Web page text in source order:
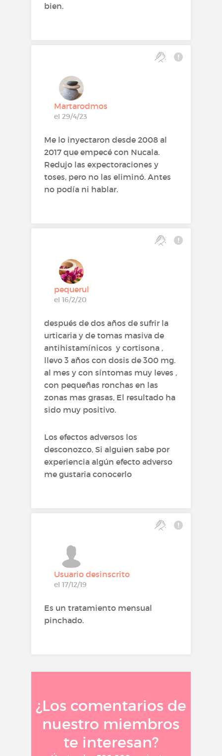
bien.
Martarodmos
el 29/4/23
Me lo inyectaron desde 2008 al
2017 que empecé con Nucala.
Redujo las expectoraciones y
toses, pero no las eliminó. Antes
no podía ni hablar.
pequerul
el 16/2/20
después de dos años de sufrir la
urticaria y de tomas masiva de
antihistamínicos y cortisona ,
llevo 3 años con dosis de 300 mg.
al mes y con síntomas muy leves ,
con pequeñas ronchas en las
zonas mas grasas, El resultado ha
sido muy positivo.
Los efectos adversos los
desconozco, Si alguien sabe por
experiencia algún efecto adverso
me gustaria conocerlo
Usuario desinscrito
el 17/12/19
Es un tratamiento mensual
pinchado.
¿Los comentarios de
nuestro miembros
te interesan?